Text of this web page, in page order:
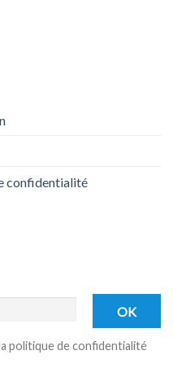
confidentialité
politique de confidentialité